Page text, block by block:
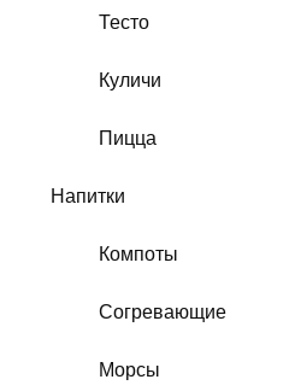
Тесто
Куличи
Пицца
Напитки
Компоты
Согревающие
Морсы